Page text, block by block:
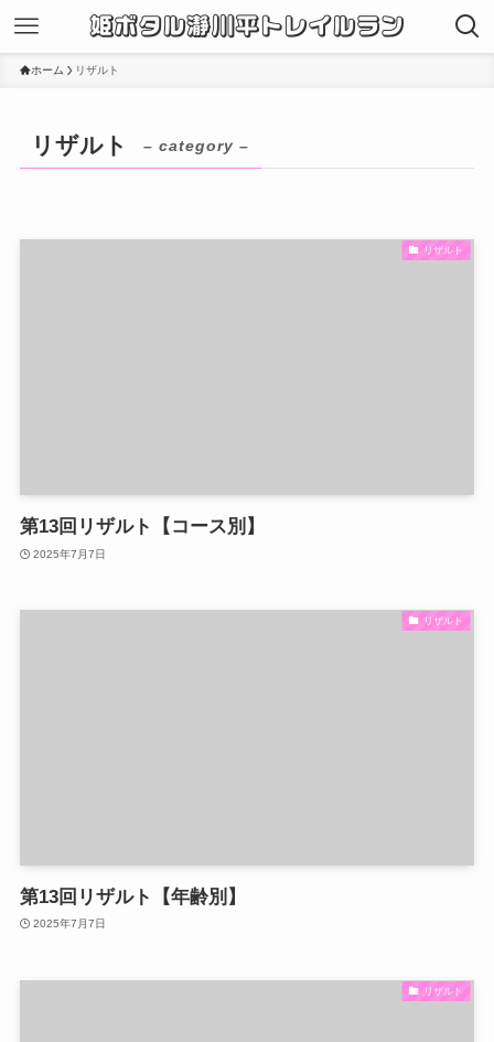
姫ボタル瀞川平トレイルラン
ホーム リザルト
リザルト – category –
リザルト
第13回リザルト【コース別】
2025年7月7日
リザルト
第13回リザルト【年齢別】
2025年7月7日
リザルト